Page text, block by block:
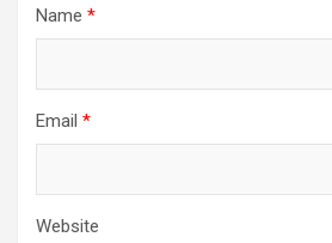
Name *
Email *
Website